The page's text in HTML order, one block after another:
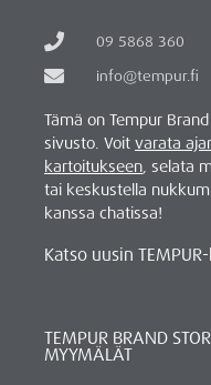
09 5868 360
info@tempur.fi
Tämä on Tempur
sivusto. Voit varata
kartoitukseen, selata
tai keskustella
kanssa chatissa!
Katso uusin
TEMPUR BRAND
MYYMÄLÄT